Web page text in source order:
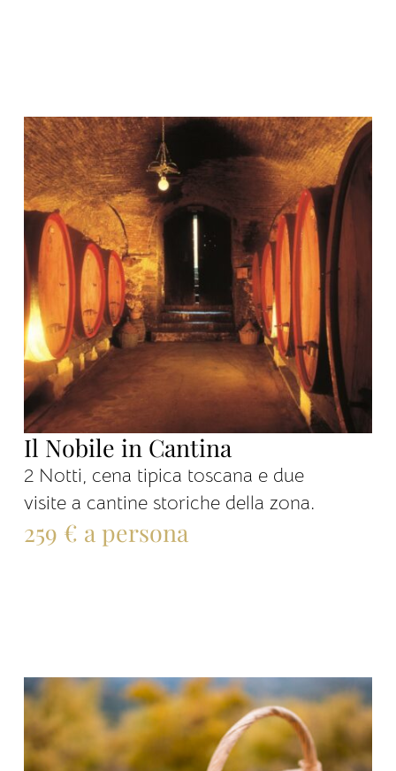
Il Nobile in Cantina
2 Notti, cena tipica toscana e due
visite a cantine storiche della zona.
259 € a persona